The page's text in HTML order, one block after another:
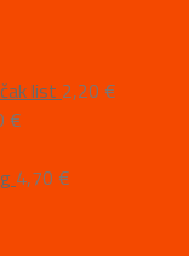
list 2,20 €
€
4,70 €